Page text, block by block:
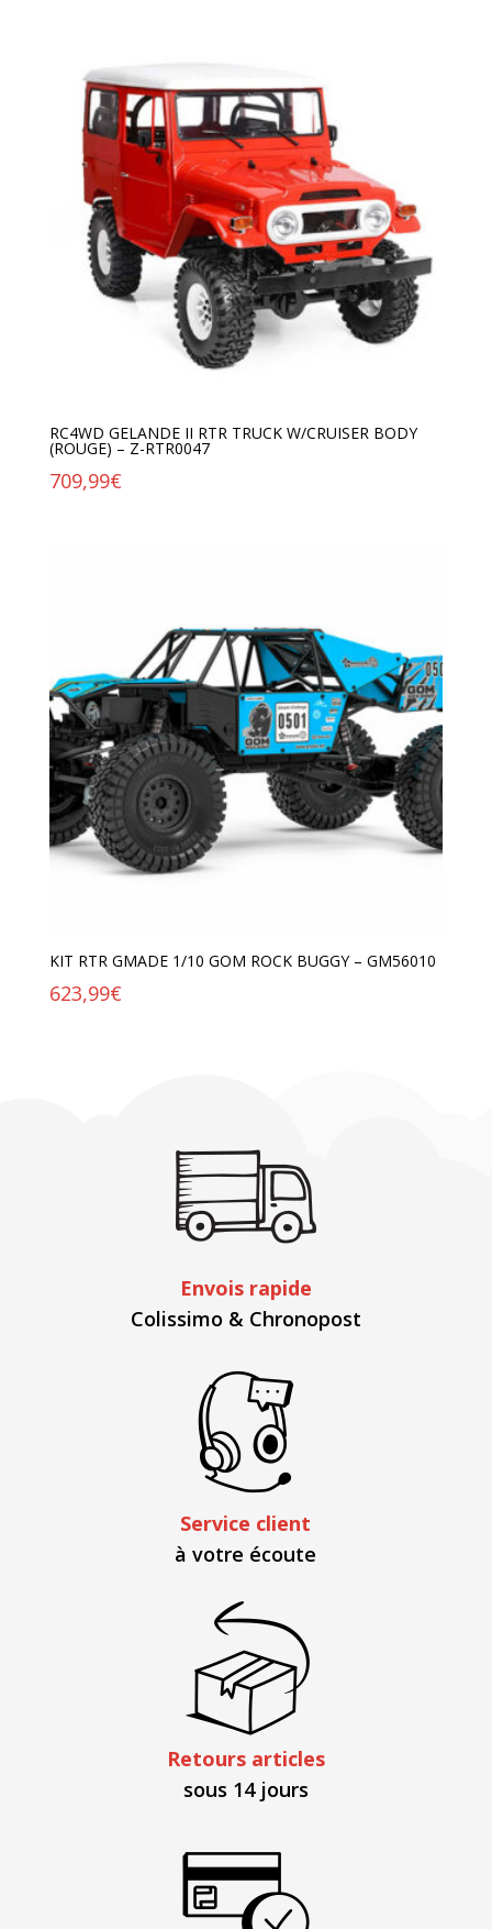
RC4WD GELANDE II RTR TRUCK W/CRUISER BODY
(ROUGE) – Z-RTR0047
709,99€
KIT RTR GMADE 1/10 GOM ROCK BUGGY – GM56010
623,99€
Envois rapide
Colissimo & Chronopost
Service client
à votre écoute
Retours articles
sous 14 jours